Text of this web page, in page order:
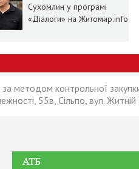
Сухомлин у програмі
«Діалоги» на Житомир.info
за методом контрольної
55в, Сільпо, вул. Житній